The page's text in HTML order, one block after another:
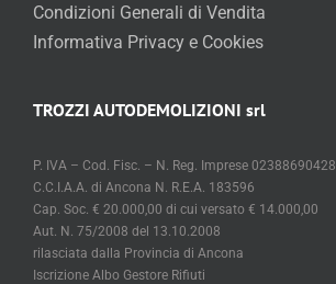
Condizioni Generali di Vendita
Informativa Privacy e Cookies
TROZZI AUTODEMOLIZIONI srl
P. IVA – Cod. Fisc. – N. Reg. Imprese 02388690428
C.C.I.A.A. di Ancona N. R.E.A. 183596
Cap. Soc. € 20.000,00 di cui versato € 14.000,00
Aut. N. 75/2008 del 13.10.2008
rilasciata dalla Provincia di Ancona
Iscrizione Albo Gestore Rifiuti